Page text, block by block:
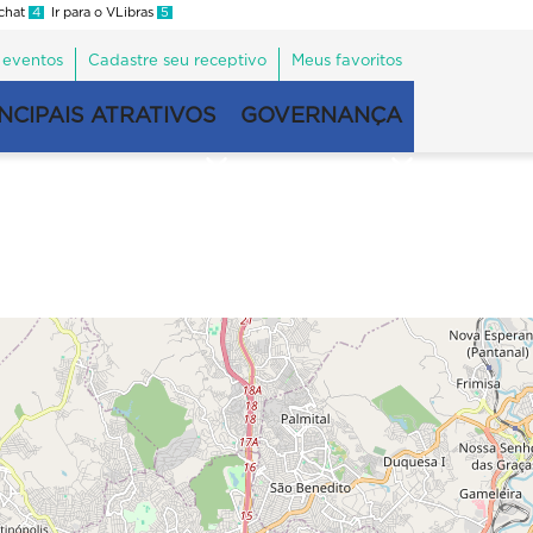
4 Ir para o VLibras 5
Cadastre seu receptivo Meus favoritos
ATRATIVOS GOVERNANÇA